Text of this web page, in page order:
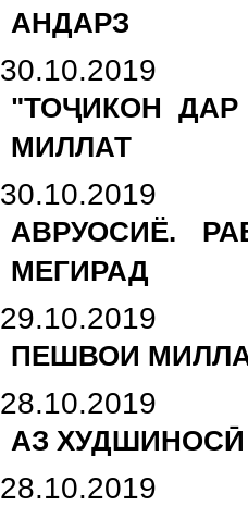
АНДАРЗ
30.10.2019
"ТОҶИКОН
МИЛЛАТ
30.10.2019
АВРУОСИЁ.
МЕГИРАД
29.10.2019
ПЕШВОИ
28.10.2019
АЗ
28.10.2019